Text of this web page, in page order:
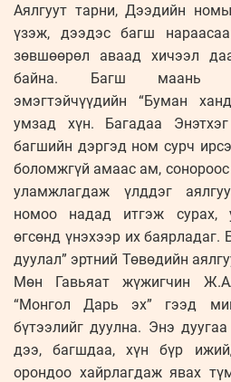
Аялгуут тарни, Дээдийн
үзэж, дээдэс багш
зөвшөөрөл аваад хичээл
байна. Багш маань
эмэгтэйчүүдийн “Буман
умзад хүн. Багадаа
багшийн дэргэд ном сурч
боломжгүй амаас ам,
уламжлагдаж үлддэг
номоо надад итгэж сурах,
өгсөнд үнэхээр их баярладаг.
дуулал” эртний Төвөдийн
Мөн Гавьяат жүжигчин
“Монгол Дарь эх” гээд
бүтээлийг дуулна. Энэ
дээ, багшдаа, хүн бүр
орондоо хайрлагдаж явах